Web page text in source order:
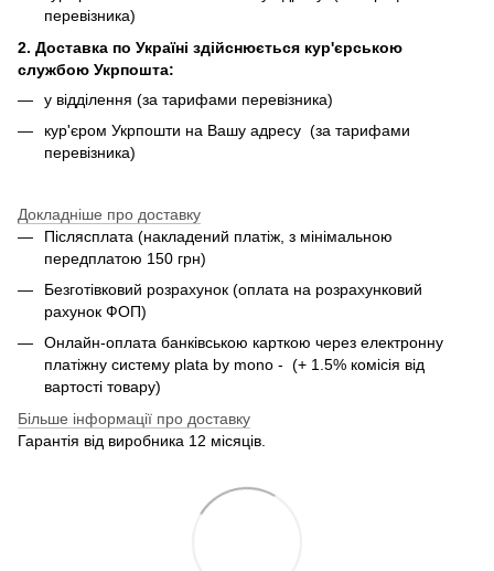
перевізника)
2. Доставка по Україні здійснюється кур'єрською
службою Укрпошта:
у відділення (за тарифами перевізника)
кур'єром Укрпошти на Вашу адресу (за тарифами
перевізника)
Докладніше про доставку
Післясплата (накладений платіж, з мінімальною
передплатою 150 грн)
Безготівковий розрахунок (оплата на розрахунковий
рахунок ФОП)
Онлайн-оплата банківською карткою через електронну
платіжну систему plata by mono - (+ 1.5% комісія від
вартості товару)
Більше інформації про доставку
Гарантія від виробника 12 місяців.